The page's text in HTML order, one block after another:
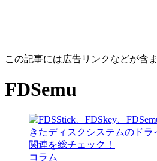
この記事には広告リンクなどが含
FDSemu
コラム